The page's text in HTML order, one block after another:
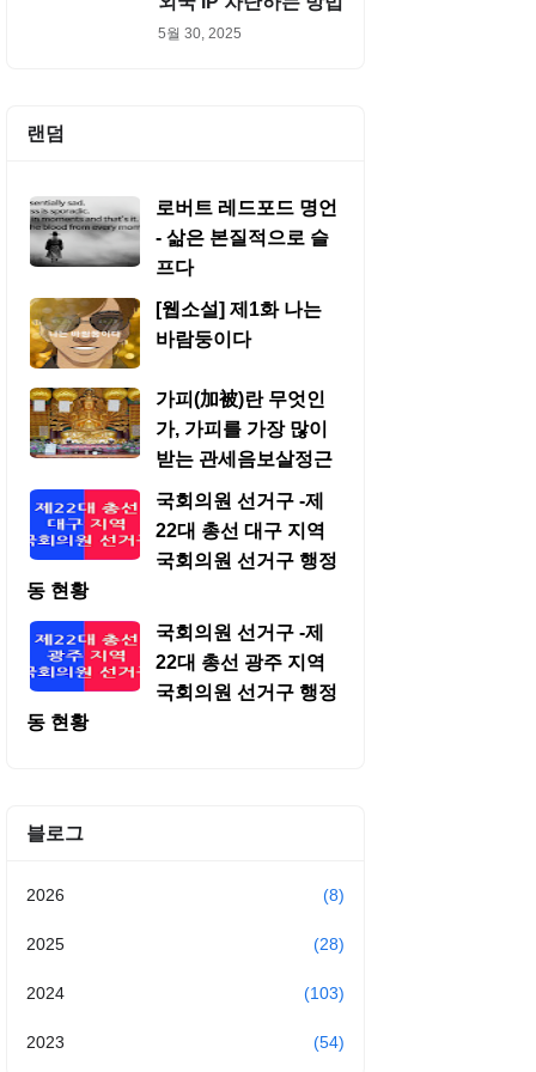
5월 30, 2025
랜덤
로버트 레드포드 명언
- 삶은 본질적으로 슬
프다
[웹소설] 제1화 나는
바람둥이다
가피(加被)란 무엇인
가, 가피를 가장 많이
받는 관세음보살정근
국회의원 선거구 -제
22대 총선 대구 지역
국회의원 선거구 행정
동 현황
국회의원 선거구 -제
22대 총선 광주 지역
국회의원 선거구 행정
동 현황
블로그
2026 (8)
2025 (28)
2024 (103)
2023 (54)